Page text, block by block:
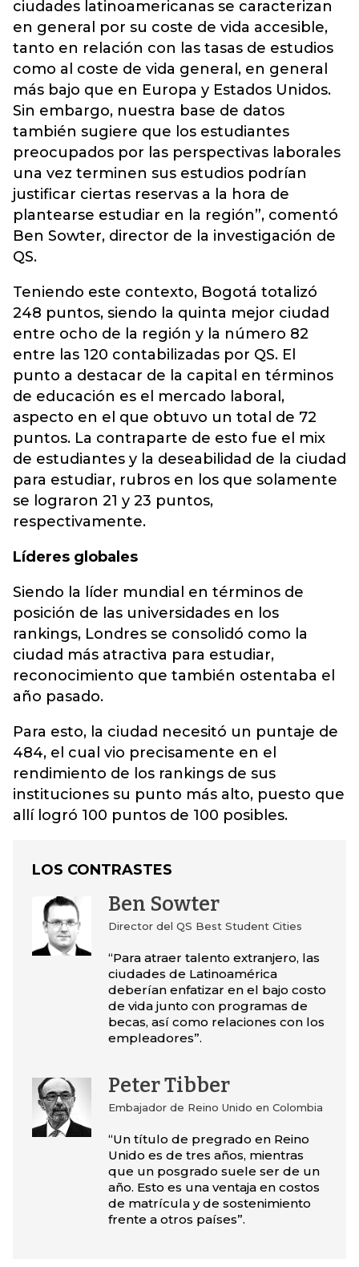
ciudades latinoamericanas se caracterizan
en general por su coste de vida accesible,
tanto en relación con las tasas de estudios
como al coste de vida general, en general
más bajo que en Europa y Estados Unidos.
Sin embargo, nuestra base de datos
también sugiere que los estudiantes
preocupados por las perspectivas laborales
una vez terminen sus estudios podrían
justificar ciertas reservas a la hora de
plantearse estudiar en la región”, comentó
Ben Sowter, director de la investigación de
QS.
Teniendo este contexto, Bogotá totalizó
248 puntos, siendo la quinta mejor ciudad
entre ocho de la región y la número 82
entre las 120 contabilizadas por QS. El
punto a destacar de la capital en términos
de educación es el mercado laboral,
aspecto en el que obtuvo un total de 72
puntos. La contraparte de esto fue el mix
de estudiantes y la deseabilidad de la ciudad
para estudiar, rubros en los que solamente
se lograron 21 y 23 puntos,
respectivamente.
Líderes globales
Siendo la líder mundial en términos de
posición de las universidades en los
rankings, Londres se consolidó como la
ciudad más atractiva para estudiar,
reconocimiento que también ostentaba el
año pasado.
Para esto, la ciudad necesitó un puntaje de
484, el cual vio precisamente en el
rendimiento de los rankings de sus
instituciones su punto más alto, puesto que
allí logró 100 puntos de 100 posibles.
LOS CONTRASTES
Ben Sowter
Director del QS Best Student Cities
“Para atraer talento extranjero, las
ciudades de Latinoamérica
deberían enfatizar en el bajo costo
de vida junto con programas de
becas, así como relaciones con los
empleadores”.
Peter Tibber
Embajador de Reino Unido en Colombia
“Un título de pregrado en Reino
Unido es de tres años, mientras
que un posgrado suele ser de un
año. Esto es una ventaja en costos
de matrícula y de sostenimiento
frente a otros países”.